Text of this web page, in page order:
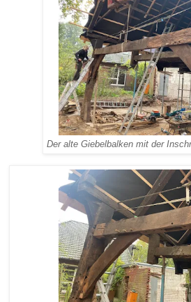
Der alte Giebelbalken mit der